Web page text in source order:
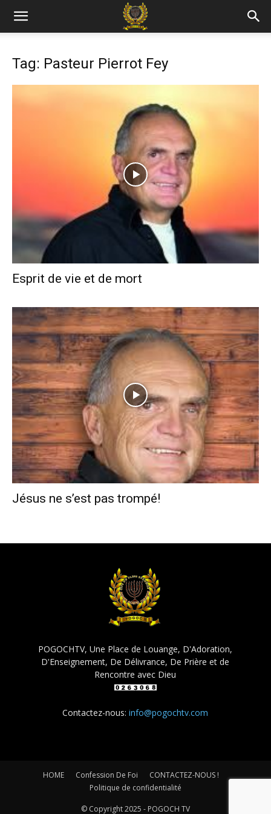
Tag: Pasteur Pierrot Fey
Esprit de vie et de mort
Jésus ne s’est pas trompé!
POGOCHTV, Une Place de Louange, D'Adoration,
D'Enseignement, De Délivrance, De Prière et de
Rencontre avec Dieu
Contactez-nous:info@pogochtv.com
HOME Confession De Foi
CONTACTEZ-NOUS !
Politique de confidentialité
© Copyright 2025 - POGOCH TV